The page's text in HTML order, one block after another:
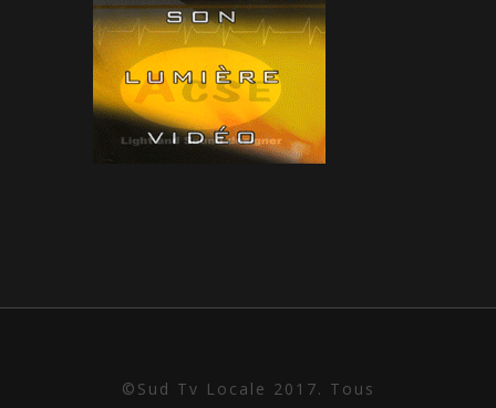
©Sud Tv Locale 2017. Tous